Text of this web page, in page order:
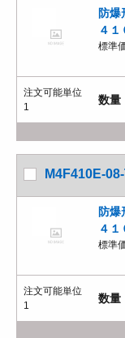
防
４
標準
注文可能単位
1
数量
M4F410E-
防
４
標準
注文可能単位
1
数量